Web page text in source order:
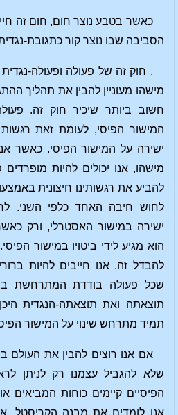
כאשר בטבע נוצר חום, חום זה
הסביבה שבו נוצר קור כתגובת-
, חוק זה של פעולה ופעולה-
מישהו מעוניין להבין את תהליך
חשוב ביותר שיכיר חוק זה.
המישור הפיסי, לעומת זאת
ישירה על המישור הפיסי. כאשר
מישהו, אנו יכולים להיות מופרדים
להביע את רגשותינו חיצונית
לחוש חיבה האחד כלפי השני.
ישירה במישור האסטרלי, ורק
הוא מגיע לידי ביטויו במישור
להבדל זה. אנו חייבים להיות
שכל פעולה בודדת המתרחשת
תוצאתה ואת תוצאתה-הנגדית
תמיד מתרחש שינוי על המישור
אם אנו רוצים להבין את העולם
שלא להגביל עצמנו רק לניתן
הפיסיים קיימים כוחות המביאים
אנו לומדים את מבנה הקריסטל,